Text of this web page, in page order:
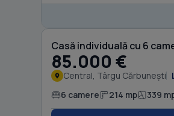
Casă individuală cu 6
85.000 €
Central, Târgu Cărbunești
6 camere 214 mp 339